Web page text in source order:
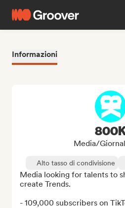
Informazioni
Media/
Alto tasso di condivisione
Media looking for talents to
create Trends.
- 109,000 subscribers on